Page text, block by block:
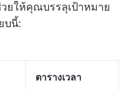
ยให้คุณบรรลุเป้าหมาย
บนี้:
ตารางเวลา